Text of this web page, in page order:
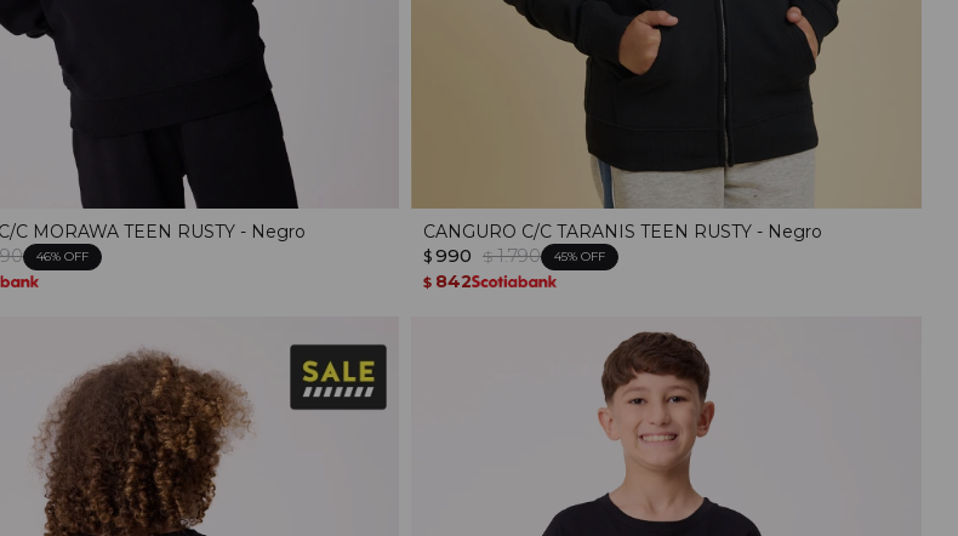
C MORAWA TEEN RUSTY - Negro
46
CANGURO C/C TARANIS TEEN RUSTY - Negro
$ 990 $ 1.790 45
$ 842